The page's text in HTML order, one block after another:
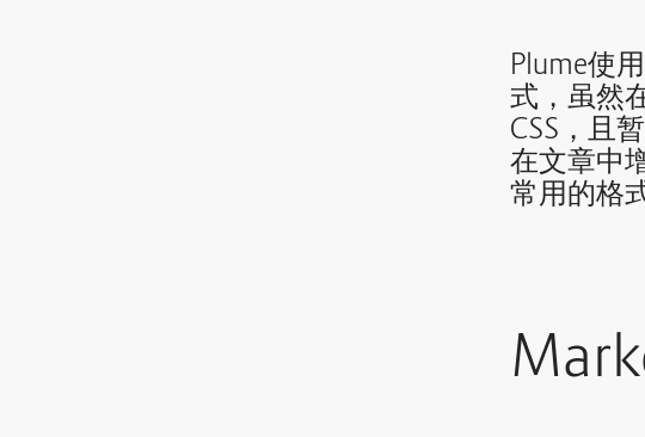
Plume使
式，虽然
CSS，且
在文章中
常用的格